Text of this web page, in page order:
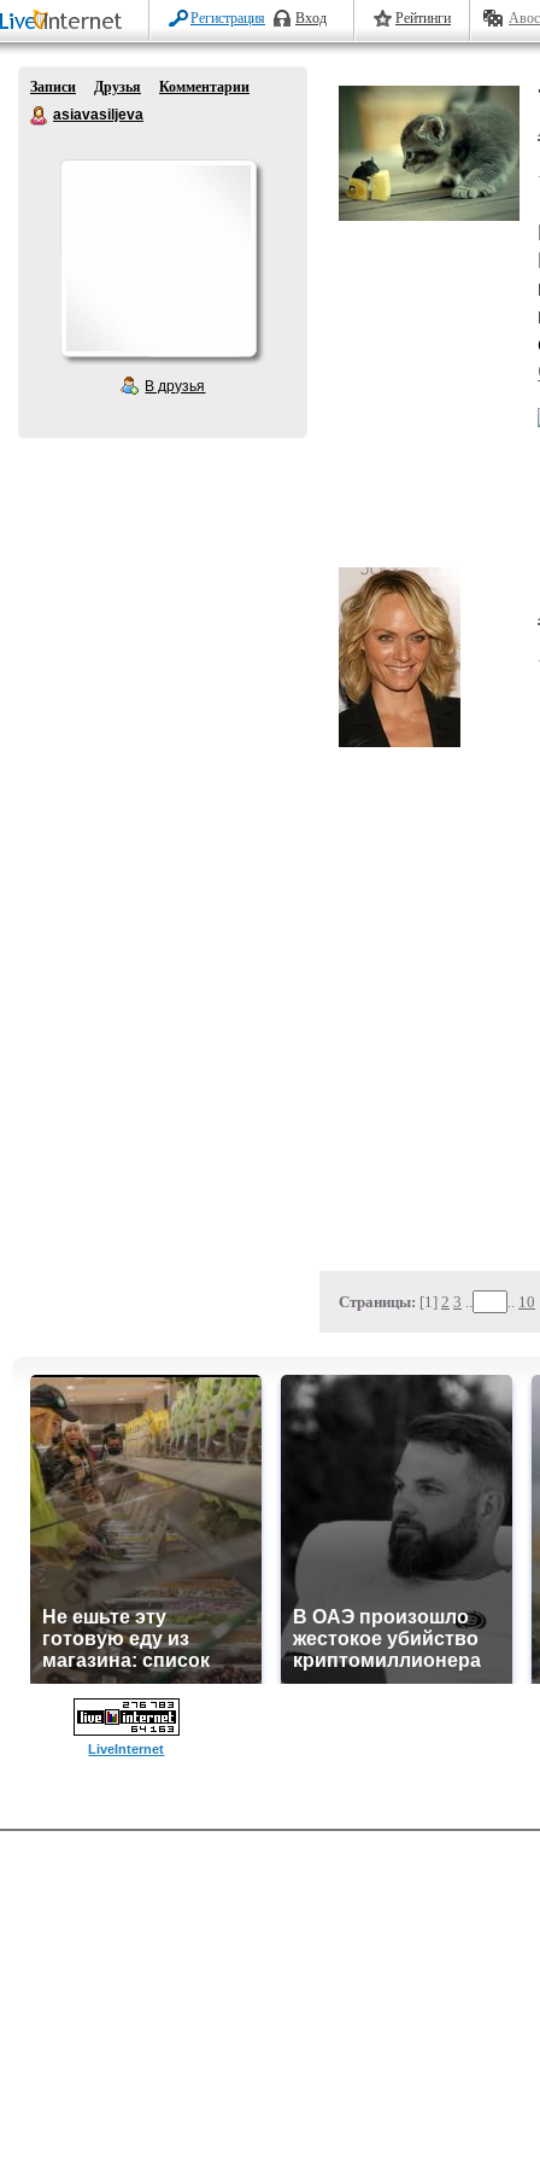
Регистрация Вход Рейтинги
Записи Друзья
Комментарии
asiavasiljeva
В друзья
Страницы: [1] 2 3 .. .. 10
Не ешьте эту
готовую еду из
магазина: список
В ОАЭ произошло
жестокое убийство
криптомиллионера
LiveInternet